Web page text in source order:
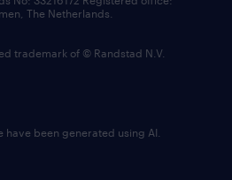
The Netherlands.
trademark of © Randstad N.V.
been generated using AI.